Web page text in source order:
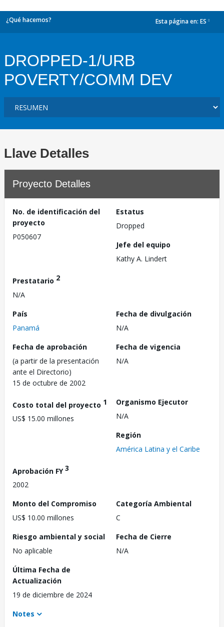
¿Qué hacemos? Esta página en: ES
DROPPED-1/URB
POVERTY/COMM DEV
Llave Detalles
Proyecto Detalles
No. de identificación del
proyecto
P050607
Estatus
Dropped
Jefe del equipo
Kathy A. Lindert
Prestatario 2
N/A
País
Panamá
Fecha de divulgación
N/A
Fecha de aprobación
(a partir de la presentación
ante el Directorio)
15 de octubre de 2002
Fecha de vigencia
N/A
Costo total del proyecto 1
US$ 15.00 millones
Organismo Ejecutor
N/A
Región
América Latina y el Caribe
Aprobación FY3
2002
Monto del Compromiso
US$ 10.00 millones
Categoría Ambiental
C
Riesgo ambiental y social
No aplicable
Fecha de Cierre
N/A
Última Fecha de
Actualización
19 de diciembre de 2024
Notes